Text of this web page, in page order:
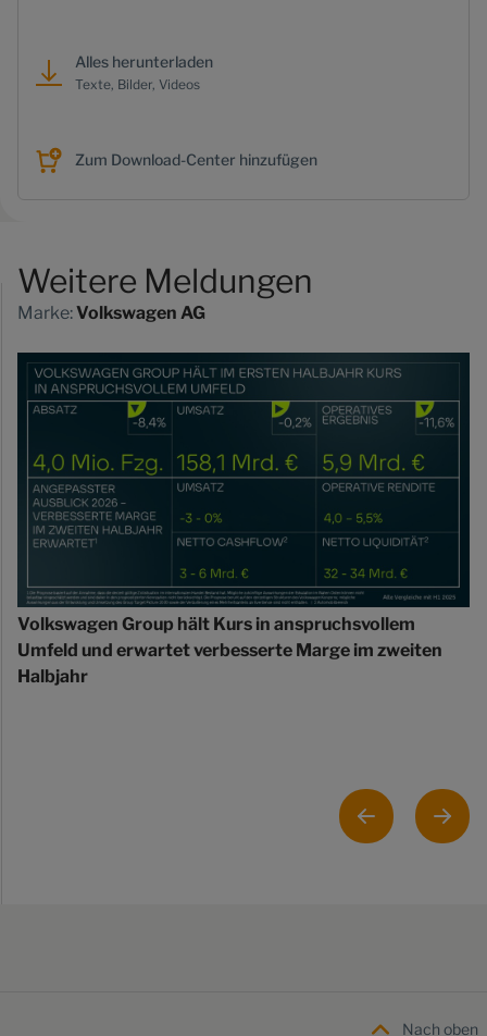
Alles herunterladen
Texte, Bilder, Videos
Zum Download-Center hinzufügen
Weitere Meldungen
Marke:Volkswagen AG
Volkswagen Group hält Kurs in anspruchsvollem
Umfeld und erwartet verbesserte Marge im zweiten
Halbjahr
Nach oben